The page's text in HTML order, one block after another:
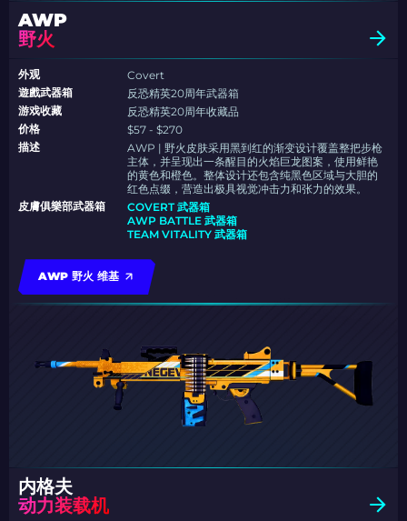
AWP
野火
外观
Covert
遊戲武器箱
反恐精英20周年武器箱
游戏收藏
反恐精英20周年收藏品
价格
$57 - $270
描述
AWP | 野火皮肤采用黑到红的渐变设计覆盖整把步枪
主体，并呈现出一条醒目的火焰巨龙图案，使用鲜艳
的黄色和橙色。整体设计还包含纯黑色区域与大胆的
红色点缀，营造出极具视觉冲击力和张力的效果。
皮膚俱樂部武器箱
COVERT 武器箱
AWP BATTLE 武器箱
TEAM VITALITY 武器箱
AWP 野火 维基
内格夫
动力装载机